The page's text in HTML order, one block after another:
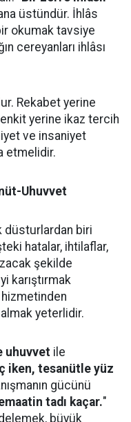
üstündür. İhlâs
okumak tavsiye
cereyanları ihlâsı
Rekabet yerine
yerine ikaz tercih
ve insaniyet
etmelidir.
Uhuvvet
düsturlardan biri
hatalar, ihtilaflar,
şekilde
karıştırmak
almak yeterlidir.
uhuvvet ile
iken, tesanütle yüz
gücünü
tadı kaçar."
büyük